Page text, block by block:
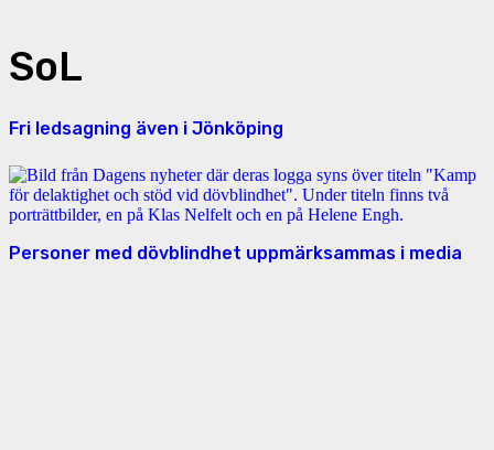
SoL
Fri ledsagning även i Jönköping
Personer med dövblindhet uppmärksammas i media